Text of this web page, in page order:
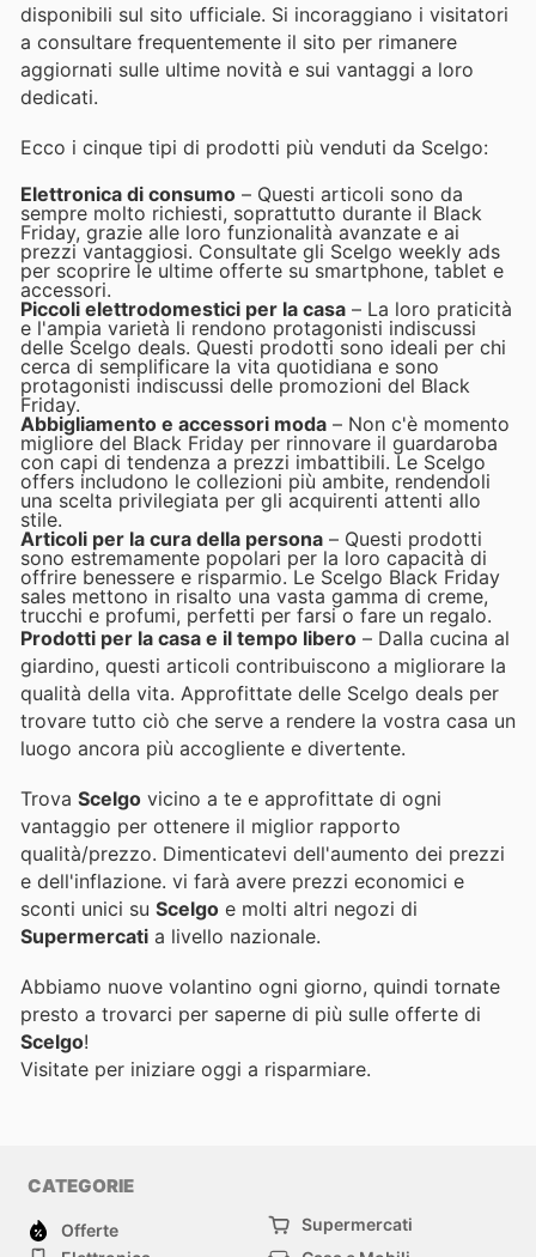
disponibili sul sito ufficiale. Si incoraggiano i visitatori
a consultare frequentemente il sito per rimanere
aggiornati sulle ultime novità e sui vantaggi a loro
dedicati.
Ecco i cinque tipi di prodotti più venduti da Scelgo:
Elettronica di consumo – Questi articoli sono da
sempre molto richiesti, soprattutto durante il Black
Friday, grazie alle loro funzionalità avanzate e ai
prezzi vantaggiosi. Consultate gli Scelgo weekly ads
per scoprire le ultime offerte su smartphone, tablet e
accessori.
Piccoli elettrodomestici per la casa – La loro praticità
e l'ampia varietà li rendono protagonisti indiscussi
delle Scelgo deals. Questi prodotti sono ideali per chi
cerca di semplificare la vita quotidiana e sono
protagonisti indiscussi delle promozioni del Black
Friday.
Abbigliamento e accessori moda – Non c'è momento
migliore del Black Friday per rinnovare il guardaroba
con capi di tendenza a prezzi imbattibili. Le Scelgo
offers includono le collezioni più ambite, rendendoli
una scelta privilegiata per gli acquirenti attenti allo
stile.
Articoli per la cura della persona – Questi prodotti
sono estremamente popolari per la loro capacità di
offrire benessere e risparmio. Le Scelgo Black Friday
sales mettono in risalto una vasta gamma di creme,
trucchi e profumi, perfetti per farsi o fare un regalo.
Prodotti per la casa e il tempo libero – Dalla cucina al
giardino, questi articoli contribuiscono a migliorare la
qualità della vita. Approfittate delle Scelgo deals per
trovare tutto ciò che serve a rendere la vostra casa un
luogo ancora più accogliente e divertente.
Trova Scelgo vicino a te e approfittate di ogni
vantaggio per ottenere il miglior rapporto
qualità/prezzo. Dimenticatevi dell'aumento dei prezzi
e dell'inflazione. vi farà avere prezzi economici e
sconti unici su Scelgo e molti altri negozi di
Supermercati a livello nazionale.
Abbiamo nuove volantino ogni giorno, quindi tornate
presto a trovarci per saperne di più sulle offerte di
Scelgo!
Visitate per iniziare oggi a risparmiare.
CATEGORIE
Offerte
Supermercati